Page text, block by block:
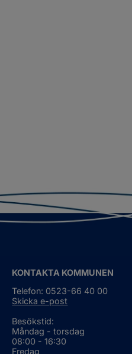
KONTAKTA KOMMUNEN
Telefon: 0523-66 40 00
Skicka e-post
Besökstid:
Måndag - torsdag
08:00 - 16:30
Fredag